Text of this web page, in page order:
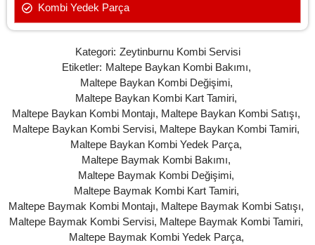
Kombi Yedek Parça
Kategori: Zeytinburnu Kombi Servisi
Etiketler: Maltepe Baykan Kombi Bakımı,
Maltepe Baykan Kombi Değişimi,
Maltepe Baykan Kombi Kart Tamiri,
Maltepe Baykan Kombi Montajı, Maltepe Baykan Kombi Satışı,
Maltepe Baykan Kombi Servisi, Maltepe Baykan Kombi Tamiri,
Maltepe Baykan Kombi Yedek Parça,
Maltepe Baymak Kombi Bakımı,
Maltepe Baymak Kombi Değişimi,
Maltepe Baymak Kombi Kart Tamiri,
Maltepe Baymak Kombi Montajı, Maltepe Baymak Kombi Satışı,
Maltepe Baymak Kombi Servisi, Maltepe Baymak Kombi Tamiri,
Maltepe Baymak Kombi Yedek Parça,